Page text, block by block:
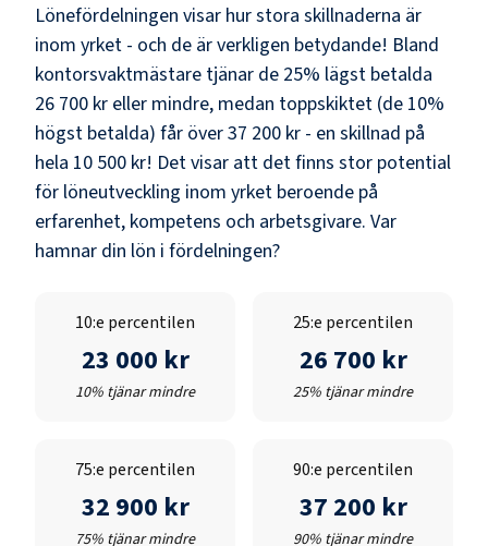
Lönefördelningen visar hur stora skillnaderna är
inom yrket - och de är verkligen betydande! Bland
kontorsvaktmästare tjänar de 25% lägst betalda
26 700 kr eller mindre, medan toppskiktet (de 10%
högst betalda) får över37 200 kr - en skillnad på
hela 10 500 kr! Det visar att det finns stor potential
för löneutveckling inom yrket beroende på
erfarenhet, kompetens och arbetsgivare. Var
hamnar din lön i fördelningen?
10:e percentilen
23 000 kr
10% tjänar mindre
25:e percentilen
26 700 kr
25% tjänar mindre
75:e percentilen
32 900 kr
75% tjänar mindre
90:e percentilen
37 200 kr
90% tjänar mindre